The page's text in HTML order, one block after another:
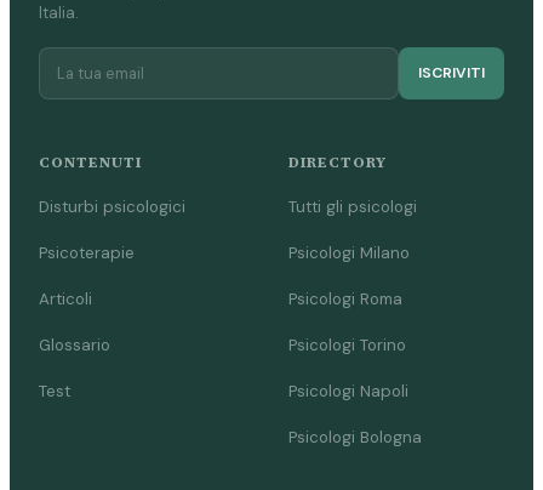
Italia.
ISCRIVITI
CONTENUTI
Disturbi psicologici
Psicoterapie
Articoli
Glossario
Test
DIRECTORY
Tutti gli psicologi
Psicologi Milano
Psicologi Roma
Psicologi Torino
Psicologi Napoli
Psicologi Bologna